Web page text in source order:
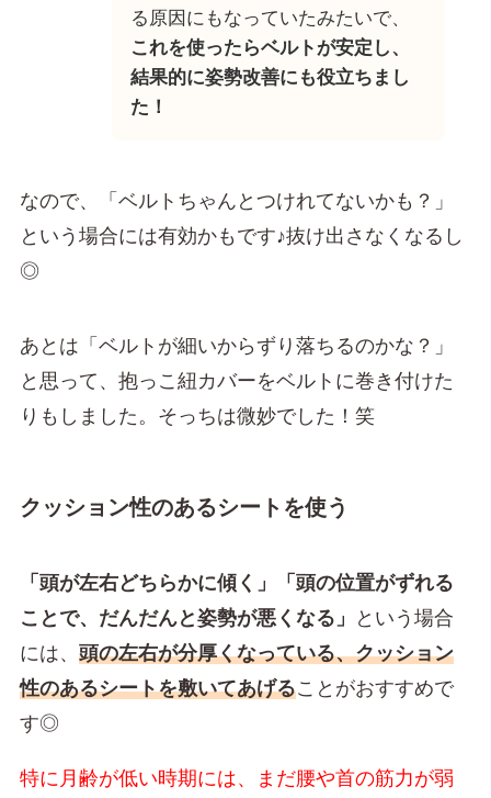
る原因にもなっていたみたいで、
これを使ったらベルトが安定し、
結果的に姿勢改善にも役立ちまし
た！
なので、「ベルトちゃんとつけれてないかも？」
という場合には有効かもです♪抜け出さなくなるし
◎
あとは「ベルトが細いからずり落ちるのかな？」
と思って、抱っこ紐カバーをベルトに巻き付けた
りもしました。そっちは微妙でした！笑
クッション性のあるシートを使う
「頭が左右どちらかに傾く」「頭の位置がずれる
ことで、だんだんと姿勢が悪くなる」
という場合
には、 頭の左右が分厚くなっている、クッション
性のあるシートを敷いてあげることがおすすめで
す◎
特に月齢が低い時期には、まだ腰や首の筋力が弱